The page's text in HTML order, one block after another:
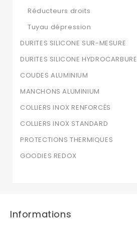
Réducteurs droits
Tuyau dépression
DURITES SILICONE SUR-MESURE
DURITES SILICONE HYDROCARBURE
COUDES ALUMINIUM
MANCHONS ALUMINIUM
COLLIERS INOX RENFORCÉS
COLLIERS INOX STANDARD
PROTECTIONS THERMIQUES
GOODIES REDOX
Informations